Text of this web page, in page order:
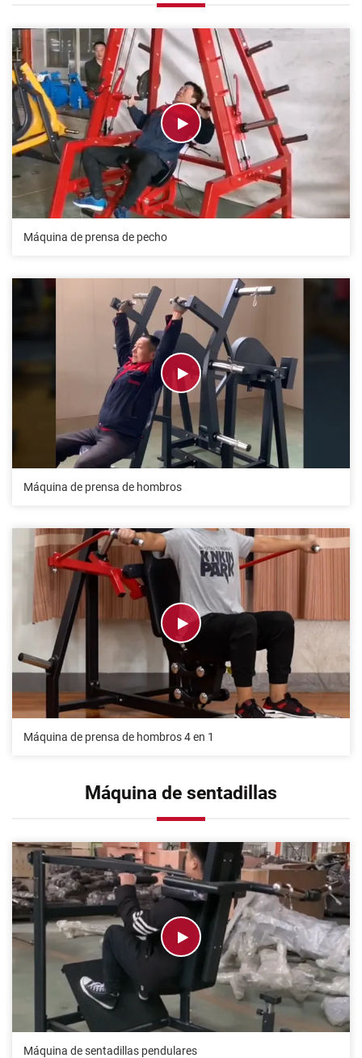
Máquina de prensa de pecho
Máquina de prensa de hombros
Máquina de prensa de hombros 4 en 1
Máquina de sentadillas
Máquina de sentadillas pendulares